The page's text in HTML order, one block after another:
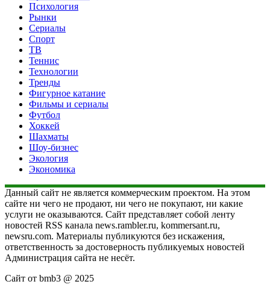
Психология
Рынки
Сериалы
Спорт
ТВ
Теннис
Технологии
Тренды
Фигурное катание
Фильмы и сериалы
Футбол
Хоккей
Шахматы
Шоу-бизнес
Экология
Экономика
Данный сайт не является коммерческим проектом. На этом
сайте ни чего не продают, ни чего не покупают, ни какие
услуги не оказываются. Сайт представляет собой ленту
новостей RSS канала news.rambler.ru, kommersant.ru,
newsru.com. Материалы публикуются без искажения,
ответственность за достоверность публикуемых новостей
Администрация сайта не несёт.
Сайт от bmb3 @ 2025